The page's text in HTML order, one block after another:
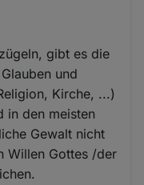
gibt es die
und
Kirche, ...)
in den meisten
Gewalt nicht
Willen Gottes /der